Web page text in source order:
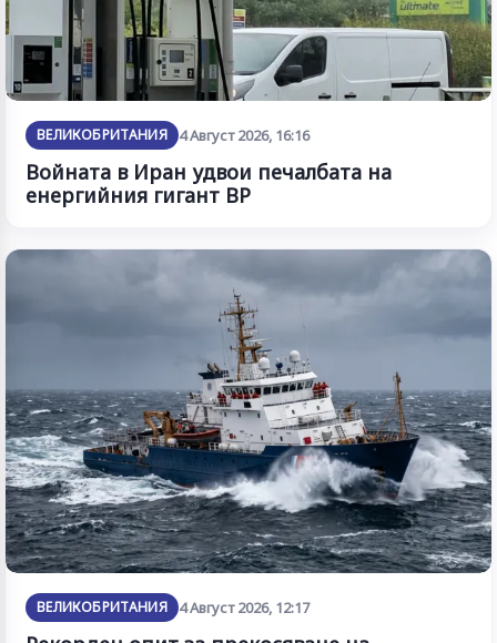
ВЕЛИКОБРИТАНИЯ 4 Август 2026, 16:16
Войната в Иран удвои печалбата на
енергийния гигант BP
ВЕЛИКОБРИТАНИЯ 4 Август 2026, 12:17